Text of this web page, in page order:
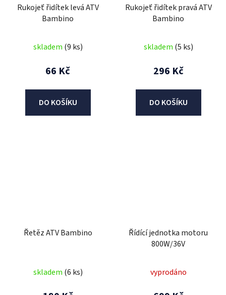
Rukojeť řidítek levá ATV
Bambino
skladem (9 ks)
66 Kč
DO KOŠÍKU
Rukojeť řidítek pravá ATV
Bambino
skladem (5 ks)
296 Kč
DO KOŠÍKU
Řetěz ATV Bambino
skladem (6 ks)
Řídící jednotka motoru
800W/36V
vyprodáno